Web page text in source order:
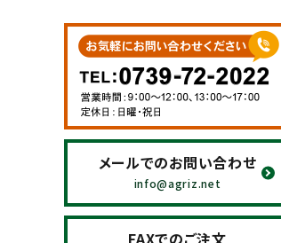
search
メールでのお問い合わせ
info@agriz.net
FAXでのご注文